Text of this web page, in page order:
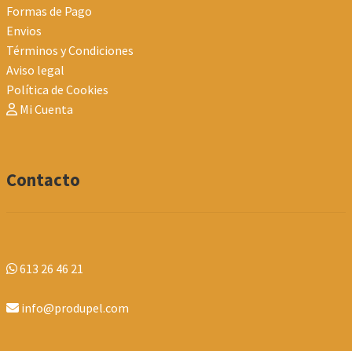
Formas de Pago
Envios
Términos y Condiciones
Aviso legal
Política de Cookies
Mi Cuenta
Contacto
613 26 46 21
info@produpel.com